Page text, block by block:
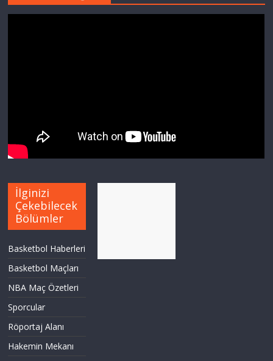
İlginizi
Çekebilecek
Bölümler
Basketbol Haberleri
Basketbol Maçları
NBA Maç Özetleri
Sporcular
Röportaj Alanı
Hakemin Mekanı